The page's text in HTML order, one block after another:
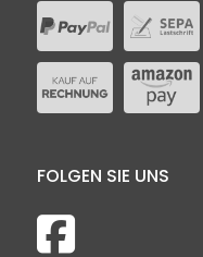
FOLGEN SIE UNS